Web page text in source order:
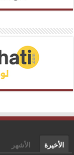
الأخيرة الأشهر